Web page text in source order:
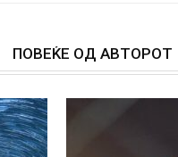
ПОВЕЌЕ ОД АВТОРОТ